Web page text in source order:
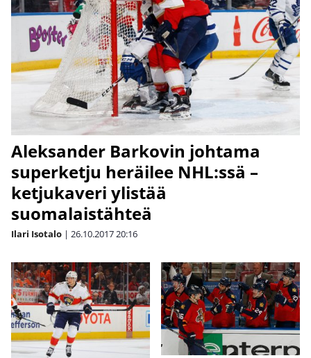
Aleksander Barkovin johtama
superketju heräilee NHL:ssä –
ketjukaveri ylistää
suomalaistähteä
Ilari Isotalo | 26.10.201720:16